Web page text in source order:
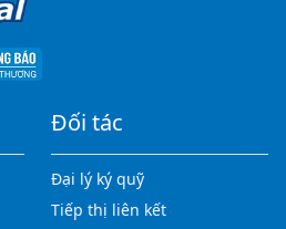
Đối tác
Đại lý ký quỹ
Tiếp thị liên kết